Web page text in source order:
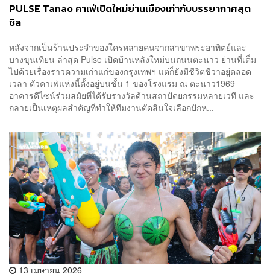
PULSE Tanao คาเฟ่เปิดใหม่ย่านเมืองเก่ากับบรรยากาศสุด
ชิล
หลังจากเป็นร้านประจำของใครหลายคนจากสาขาพระอาทิตย์และ
บางขุนเทียน ล่าสุด Pulse เปิดบ้านหลังใหม่บนถนนตะนาว ย่านที่เต็ม
ไปด้วยเรื่องราวความเก่าแก่ของกรุงเทพฯ แต่ก็ยังมีชีวิตชีวาอยู่ตลอด
เวลา ตัวคาเฟ่แห่งนี้ตั้งอยู่บนชั้น 1 ของโรงแรม ณ ตะนาว1969
อาคารดีไซน์ร่วมสมัยที่ได้รับรางวัลด้านสถาปัตยกรรมหลายเวที และ
กลายเป็นเหตุผลสำคัญที่ทำให้ทีมงานตัดสินใจเลือกปักห...
13 เมษายน 2026